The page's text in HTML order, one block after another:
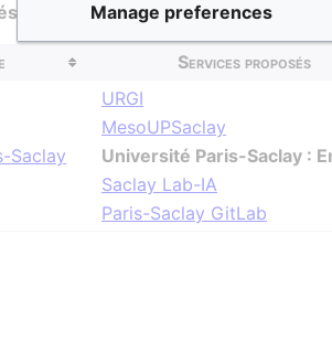
par la structure d'appartenance
Services proposés
Saclay
URGI
MesoUPSaclay
Université Paris-Saclay :
Saclay Lab-IA
Paris-Saclay GitLab
Manage preferences